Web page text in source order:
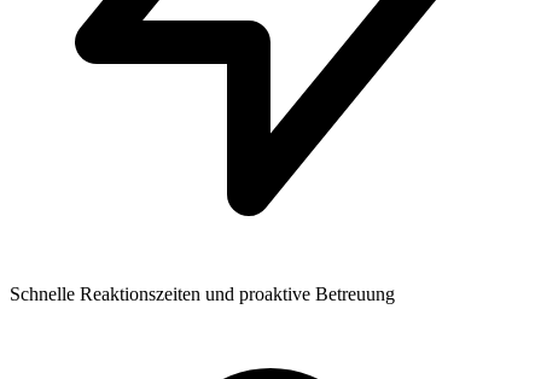
Schnelle Reaktionszeiten und proaktive Betreuung